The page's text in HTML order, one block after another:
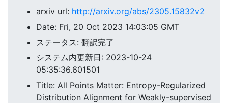
arxiv url: http://arxiv.org/abs/2305.15832v2
Date: Fri, 20 Oct 2023 14:03:05 GMT
ステータス: 翻訳完了
システム内更新日: 2023-10-24
05:35:36.601501
Title: All Points Matter: Entropy-Regularized
Distribution Alignment for Weakly-supervised